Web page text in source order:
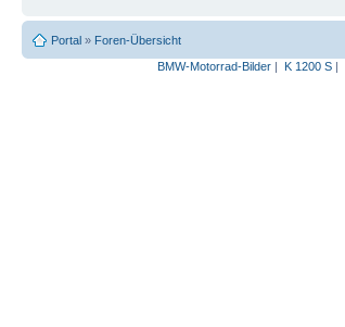
Portal » Foren-Übersicht
BMW-Motorrad-Bilder| K 1200 S|